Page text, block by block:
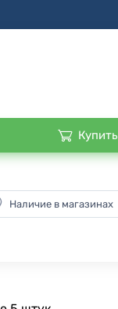
Купить
Наличие в магазинах